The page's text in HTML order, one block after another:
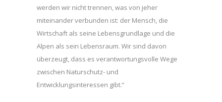
werden wir nicht trennen, was von jeher
miteinander verbunden ist: der Mensch, die
Wirtschaft als seine Lebensgrundlage und die
Alpen als sein Lebensraum. Wir sind davon
überzeugt, dass es verantwortungsvolle Wege
zwischen Naturschutz- und
Entwicklungsinteressen gibt.“